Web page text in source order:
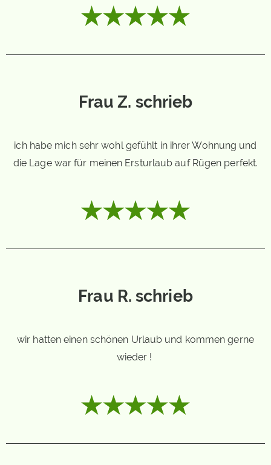
Frau Z. schrieb
ich habe mich sehr wohl gefühlt in ihrer Wohnung und
die Lage war für meinen Ersturlaub auf Rügen perfekt.
Frau R. schrieb
wir hatten einen schönen Urlaub und kommen gerne
wieder !